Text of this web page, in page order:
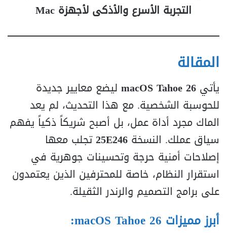
التجربة الأسرع والأذكى لأجهزة Mac
المقالة
يأتي macOS Tahoe 26 ليضع معايير جديدة
للحوسبة الشخصية. مع هذا التحديث، لم يعد
الماك مجرد أداة عمل، بل أصبح شريكاً ذكياً يفهم
سياق عملك. النسخة 25E246تجلب معها
إصلاحات أمنية حرجة وتحسينات جوهرية في
استقرار النظام، خاصة للمحترفين الذين يعتمدون
على برامج التصميم والرندر الثقيلة.
أبرز مميزات macOS Tahoe 26: